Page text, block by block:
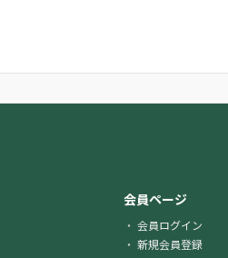
会員ページ
会員ログイン
新規会員登録